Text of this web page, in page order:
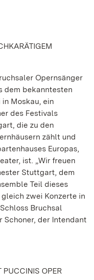
Opernsänger
dem bekanntesten
Moskau, ein
des Festivals
die zu den
zählt und
Europas,
ist. „Wir freuen
Stuttgart, dem
Teil dieses
zwei Konzerte in
Bruchsal
Schoner, der Intendant
PUCCINIS OPER